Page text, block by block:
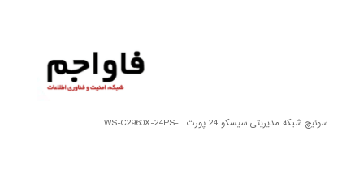
سوئیچ شبکه مدیریتی سیسکو 24 پورت WS-C2960X-24PS-L